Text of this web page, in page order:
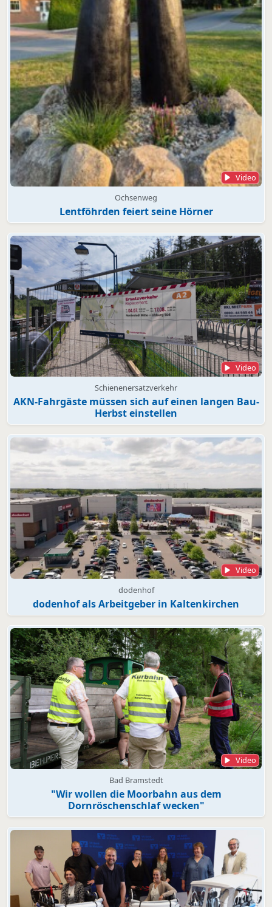
Video
Ochsenweg
Lentföhrden feiert seine Hörner
Video
Schienenersatzverkehr
AKN-Fahrgäste müssen sich auf einen langen Bau-
Herbst einstellen
Video
dodenhof
dodenhof als Arbeitgeber in Kaltenkirchen
Video
Bad Bramstedt
"Wir wollen die Moorbahn aus dem
Dornröschenschlaf wecken"